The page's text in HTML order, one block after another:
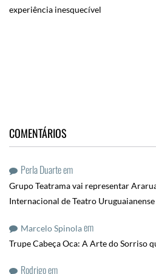
experiência inesquecível
COMENTÁRIOS
Perla Duarteem
Grupo Teatrama vai representar
Internacional de Teatro
Marcelo Spinolaem
Trupe Cabeça Oca: A Arte do Sorriso
Rodrigoem